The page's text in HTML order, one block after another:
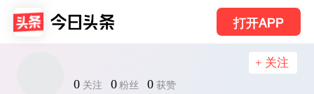
打开APP
0 关注 0 粉丝 0 获赞
+ 关注